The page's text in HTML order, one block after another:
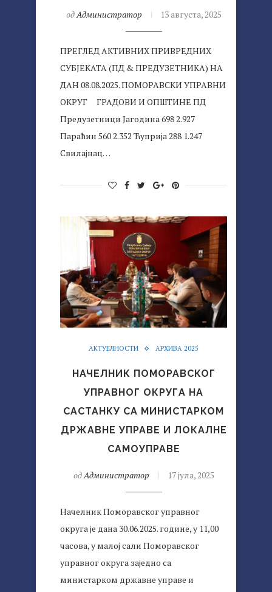
одАдминистратор 13 августа, 2025
ПРЕГЛЕД АКТИВНИХ ПРИВРЕДНИХ
СУБЈЕКАТА (ПД & ПРЕДУЗЕТНИКА) НА
ДАН 08.08.2025. ПОМОРАВСКИ УПРАВНИ
ОКРУГ ГРАДОВИ И ОПШТИНЕ ПД
Предузетници Јагодина 698 2.927
Параћин 560 2.352 Ћуприја 288 1.247
Свилајнац…
АКТУЕЛНОСТИ АРХИВА 2025
НАЧЕЛНИК ПОМОРАВСКОГ
УПРАВНОГ ОКРУГА НА
САСТАНКУ СА МИНИСТАРКОМ
ДРЖАВНЕ УПРАВЕ И ЛОКАЛНЕ
САМОУПРАВЕ
одАдминистратор 17 јула, 2025
Начелник Поморавског управног
округа је дана 30.06.2025. године, у 11,00
часова, у малој сали Поморавског
управног округа заједно са
министарком државне управе и